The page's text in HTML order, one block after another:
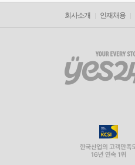
회사소개 인재채용